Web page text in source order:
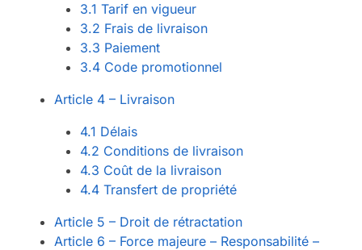
3.1 Tarif en vigueur
3.2 Frais de livraison
3.3 Paiement
3.4 Code promotionnel
Article 4 – Livraison
4.1 Délais
4.2 Conditions de livraison
4.3 Coût de la livraison
4.4 Transfert de propriété
Article 5 – Droit de rétractation
Article 6 – Force majeure – Responsabilité –